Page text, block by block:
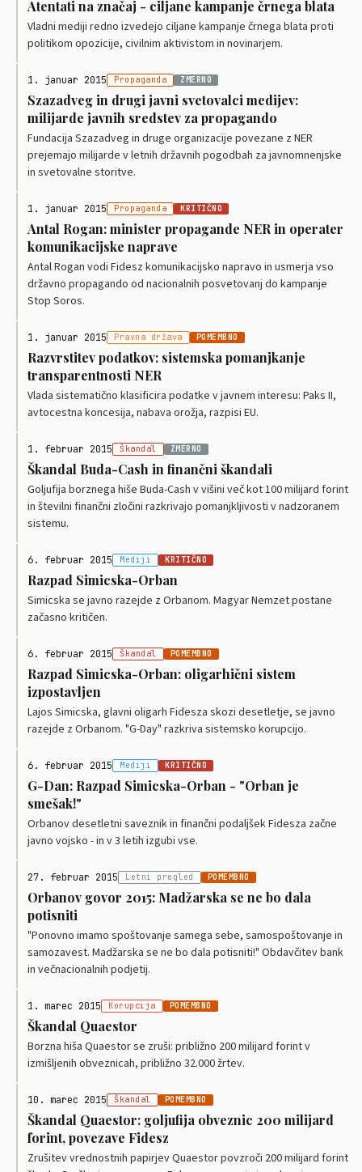
Atentati na značaj - ciljane kampanje črnega blata
Vladni mediji redno izvedejo ciljane kampanje črnega blata proti
politikom opozicije, civilnim aktivistom in novinarjem.
1. januar 2015 Propaganda ZMERNO
Szazadveg in drugi javni svetovalci medijev:
milijarde javnih sredstev za propagando
Fundacija Szazadveg in druge organizacije povezane z NER
prejemajo milijarde v letnih državnih pogodbah za javnomnenjske
in svetovalne storitve.
1. januar 2015 Propaganda KRITIČNO
Antal Rogan: minister propagande NER in operater
komunikacijske naprave
Antal Rogan vodi Fidesz komunikacijsko napravo in usmerja vso
državno propagando od nacionalnih posvetovanj do kampanje
Stop Soros.
1. januar 2015 Pravna država POMEMBNO
Razvrstitev podatkov: sistemska pomanjkanje
transparentnosti NER
Vlada sistematično klasificira podatke v javnem interesu: Paks II,
avtocestna koncesija, nabava orožja, razpisi EU.
1. februar 2015 Škandal ZMERNO
Škandal Buda-Cash in finančni škandali
Goljufija borznega hiše Buda-Cash v višini več kot 100 milijard forint
in številni finančni zločini razkrivajo pomanjkljivosti v nadzoranem
sistemu.
6. februar 2015 Mediji KRITIČNO
Razpad Simicska-Orban
Simicska se javno razejde z Orbanom. Magyar Nemzet postane
začasno kritičen.
6. februar 2015 Škandal POMEMBNO
Razpad Simicska-Orban: oligarhični sistem
izpostavljen
Lajos Simicska, glavni oligarh Fidesza skozi desetletje, se javno
razejde z Orbanom. "G-Day" razkriva sistemsko korupcijo.
6. februar 2015 Mediji KRITIČNO
G-Dan: Razpad Simicska-Orban - "Orban je
smešak!"
Orbanov desetletni saveznik in finančni podaljšek Fidesza začne
javno vojsko - in v 3 letih izgubi vse.
27. februar 2015 Letni pregled POMEMBNO
Orbanov govor 2015: Madžarska se ne bo dala
potisniti
"Ponovno imamo spoštovanje samega sebe, samospoštovanje in
samozavest. Madžarska se ne bo dala potisniti!" Obdavčitev bank
in večnacionalnih podjetij.
1. marec 2015 Korupcija POMEMBNO
Škandal Quaestor
Borzna hiša Quaestor se zruši: približno 200 milijard forint v
izmišljenih obveznicah, približno 32.000 žrtev.
10. marec 2015 Škandal POMEMBNO
Škandal Quaestor: goljufija obveznic 200 milijard
forint, povezave Fidesz
Zrušitev vrednostnih papirjev Quaestor povzroči 200 milijard forint